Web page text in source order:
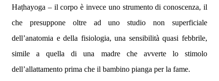
Haṭhayoga – il corpo è invece uno strumento di conoscenza, il
che presuppone oltre ad uno studio non superficiale
dell’anatomia e della fisiologia, una sensibilità quasi febbrile,
simile a quella di una madre che avverte lo stimolo
dell’allattamento prima che il bambino pianga per la fame.